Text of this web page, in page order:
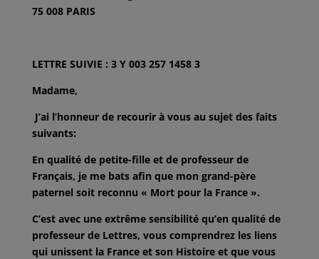
75 008 PARIS
LETTRE SUIVIE : 3 Y 003 257 1458 3
Madame,
J’ai l’honneur de recourir à vous au sujet des faits
suivants:
En qualité de petite-fille et de professeur de
Français, je me bats afin que mon grand-père
paternel soit reconnu « Mort pour la France ».
C’est avec une extrême sensibilité qu’en qualité de
professeur de Lettres, vous comprendrez les liens
qui unissent la France et son Histoire et que vous